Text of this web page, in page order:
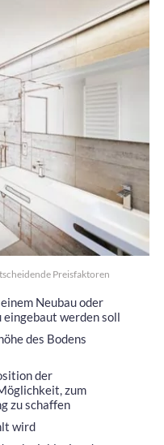
Preisfaktoren
Neubau oder
werden soll
des Bodens
der
zum
zu schaffen
wird